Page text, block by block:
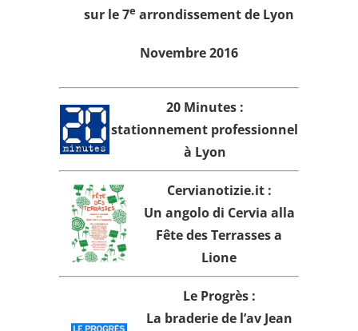
sur le 7earrondissement de Lyon
Novembre 2016
20 Minutes :
stationnement professionnel
à Lyon
Cervianotizie.it :
Un angolo di Cervia alla
Fête des Terrassesa
Lione
Le Progrès :
La braderiede l’av Jean